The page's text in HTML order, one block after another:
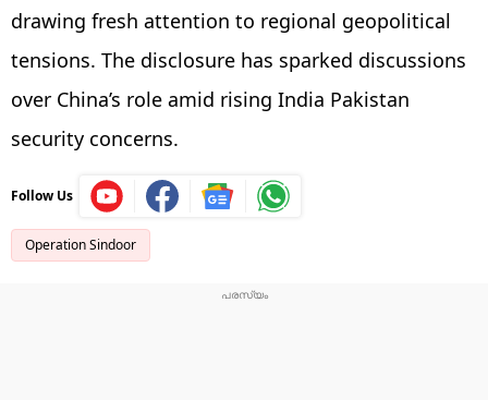
drawing fresh attention to regional geopolitical
tensions. The disclosure has sparked discussions
over China’s role amid rising India Pakistan
security concerns.
Follow Us
Operation Sindoor